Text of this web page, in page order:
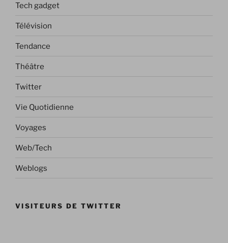
Tech gadget
Télévision
Tendance
Théâtre
Twitter
Vie Quotidienne
Voyages
Web/Tech
Weblogs
VISITEURS DE TWITTER